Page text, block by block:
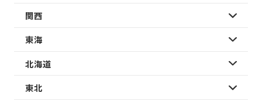
関西
東海
北海道
東北